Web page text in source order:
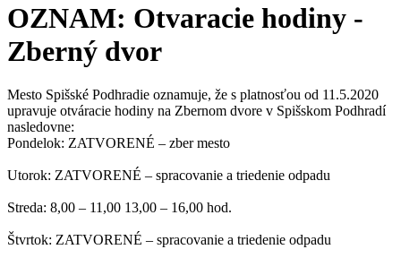
OZNAM: Otvaracie hodiny -
Zberný dvor
Mesto Spišské Podhradie oznamuje, že s platnosťou od 11.5.2020
upravuje otváracie hodiny na Zbernom dvore v Spišskom Podhradí
nasledovne:
Pondelok: ZATVORENÉ – zber mesto
Utorok: ZATVORENÉ – spracovanie a triedenie odpadu
Streda: 8,00 – 11,00 13,00 – 16,00 hod.
Štvrtok: ZATVORENÉ – spracovanie a triedenie odpadu